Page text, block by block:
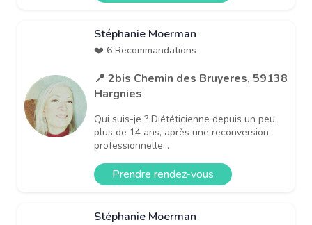
Stéphanie Moerman
❤️ 6 Recommandations
📍 2bis Chemin des Bruyeres, 59138
Hargnies
Qui suis-je ? Diététicienne depuis un peu
plus de 14 ans, après une reconversion
professionnelle...
Prendre rendez-vous
Stéphanie Moerman